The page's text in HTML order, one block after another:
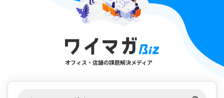
オフィス・店舗の課題解決メディア